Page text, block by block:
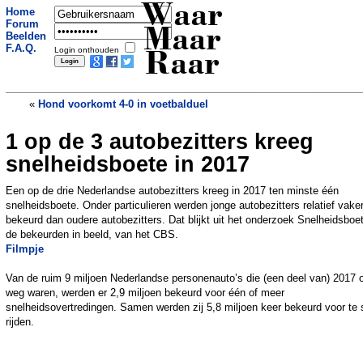
Home
Forum
Beelden
F.A.Q.
Login onthouden
Waar
Maar
Raar
« Hond voorkomt 4-0 in voetbalduel
And the winner is... poenie»
1 op de 3 autobezitters kreeg
snelheidsboete in 2017
Een op de drie Nederlandse autobezitters kreeg in 2017 ten minste één
snelheidsboete. Onder particulieren werden jonge autobezitters relatief vaker
bekeurd dan oudere autobezitters. Dat blijkt uit het onderzoek
de bekeurden in beeld, van het CBS.
Filmpje
Van de ruim 9 miljoen Nederlandse personenauto’s die (een deel van) 2017
weg waren, werden er 2,9 miljoen bekeurd voor één of meer
snelheidsovertredingen. Samen werden zij 5,8 miljoen keer bekeurd voor te
rijden.